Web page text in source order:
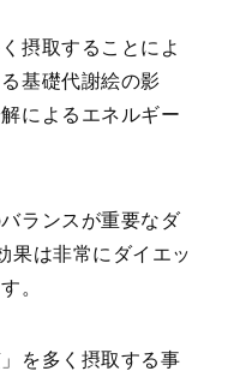
摂取することによ
基礎代謝絵の影
によるエネルギー
ランスが重要なダ
果は非常にダイエッ
。
を多く摂取する事